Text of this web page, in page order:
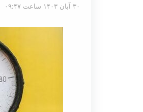
۳۰ آبان ۱۴۰۳ ساعت ۰۹:۴۷